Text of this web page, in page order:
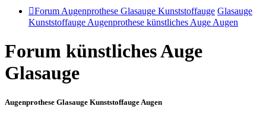
Forum Augenprothese Glasauge Kunststoffauge Glasauge
Kunststoffauge Augenprothese künstliches Auge Augen
Forum künstliches Auge
Glasauge
Augenprothese Glasauge Kunststoffauge Augen